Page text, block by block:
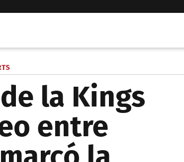
la Kings
entre